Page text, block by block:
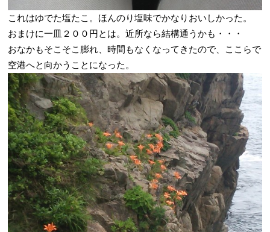
これはゆでた塩たこ。ほんのり塩味でかなりおいしかった。
おまけに一皿２００円とは。近所なら結構通うかも・・・
おなかもそこそこ膨れ、時間もなくなってきたので、ここらで
空港へと向かうことになった。